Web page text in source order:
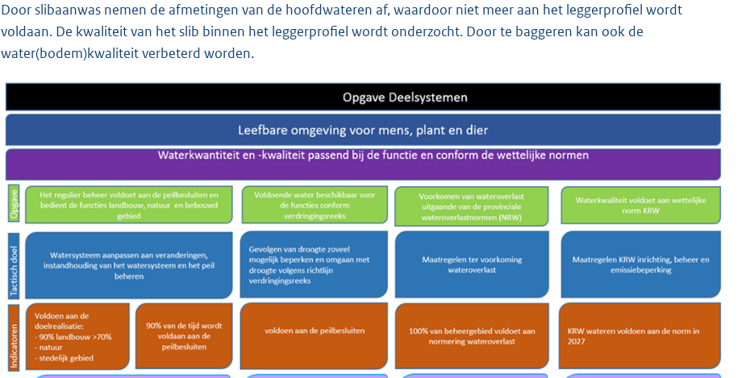
Door slibaanwas nemen de afmetingen van de hoofdwateren af, waardoor niet meer aan het leggerprofiel wordt
voldaan. De kwaliteit van het slib binnen het leggerprofiel wordt onderzocht. Door te baggeren kan ook de
water(bodem)kwaliteit verbeterd worden.